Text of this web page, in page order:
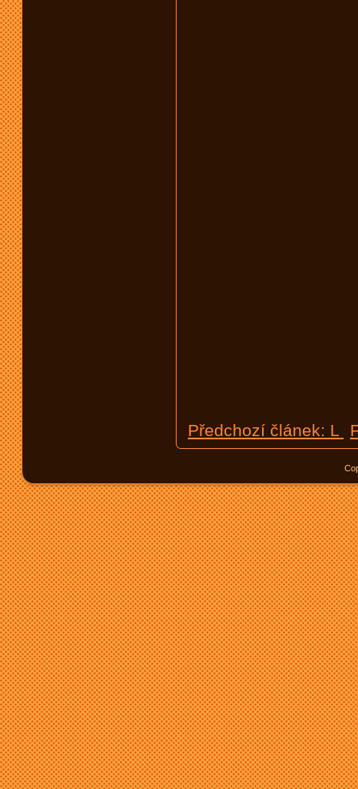
Předchozí článek: L